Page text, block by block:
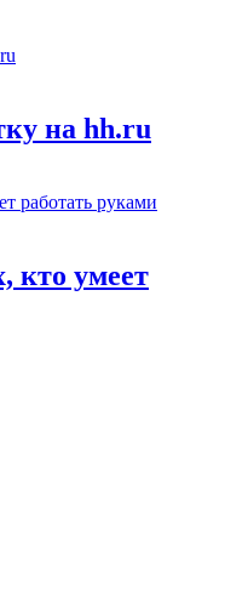
на hh.ru
кто умеет